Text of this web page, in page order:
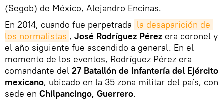
(Segob) de México, Alejandro Encinas.
En 2014, cuando fue perpetrada la desaparición de
los normalistas , José Rodríguez Pérez era coronel y
el año siguiente fue ascendido a general. En el
momento de los eventos, Rodríguez Pérez era
comandante del 27 Batallón de Infantería del Ejército
mexicano, ubicado en la 35 zona militar del país, con
sede en Chilpancingo, Guerrero.